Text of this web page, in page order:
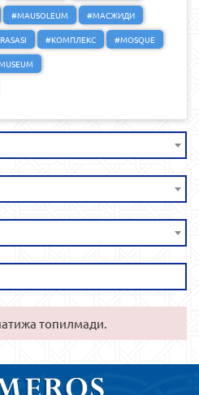
#MAUSOLEUM
#МАСЖИДИ
#КОМПЛЕКС
#MOSQUE
топилмади.